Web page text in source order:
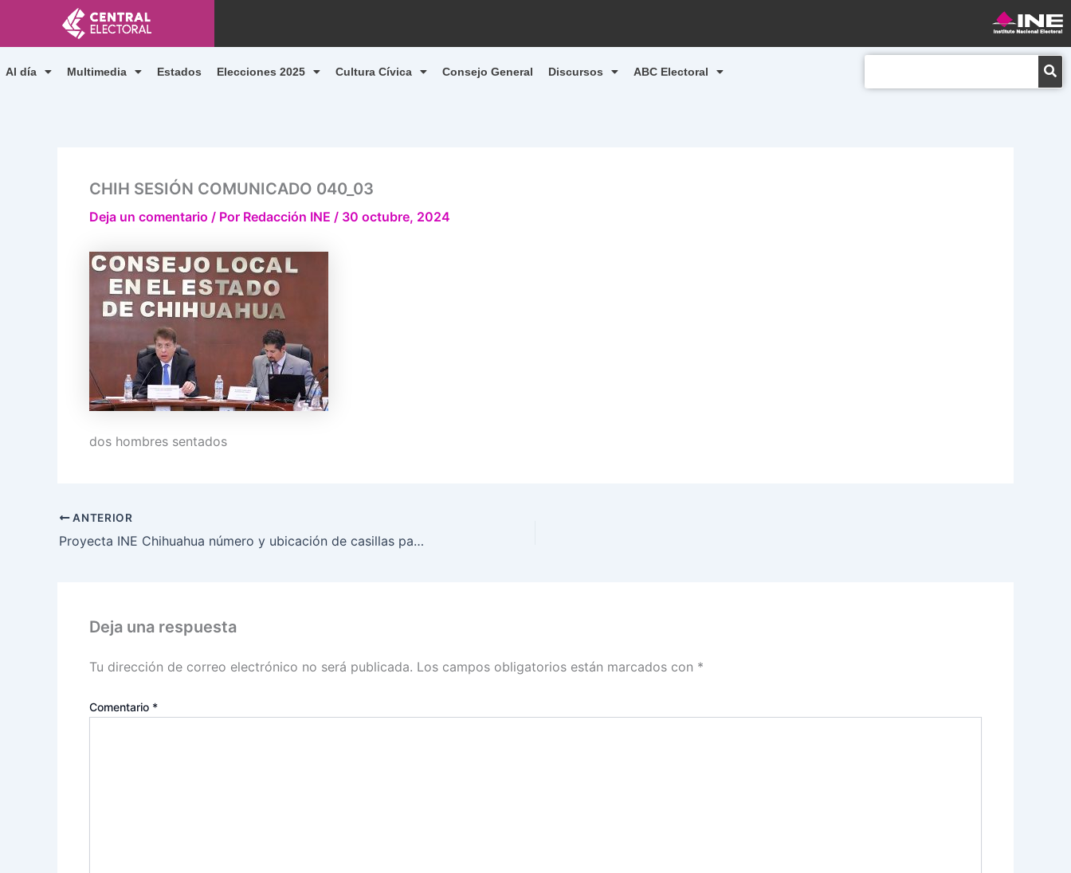
contenido
Al día Multimedia Estados Elecciones 2025 Cultura Cívica Consejo General Discursos ABC Electoral
CHIH SESIÓN COMUNICADO 040_03
Deja un comentario / Por Redacción INE / 30 octubre, 2024
dos hombres sentados
ANTERIOR
Proyecta INE Chihuahua número y ubicación de casillas para elecciones extraordinarias
Deja una respuesta
Tu dirección de correo electrónico no será publicada. Los campos obligatorios están marcados con *
Comentario *